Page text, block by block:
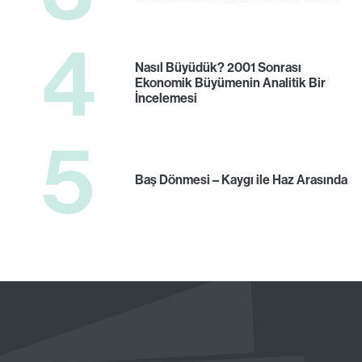
4
Nasıl Büyüdük? 2001 Sonrası
Ekonomik Büyümenin Analitik Bir
İncelemesi
5 Baş Dönmesi – Kaygı ile Haz Arasında